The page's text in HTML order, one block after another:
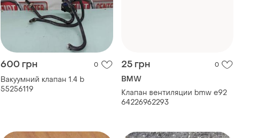
600 грн 0
Вакуумний клапан 1.4 b
55256119
25 грн 0
BMW
Клапан вентиляции bmw e92
64226962293